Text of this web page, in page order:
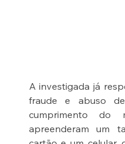
A investigada já
fraude e abuso
cumprimento do
apreenderam um